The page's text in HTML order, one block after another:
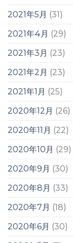
2021年5月 (31)
2021年4月 (29)
2021年3月 (23)
2021年2月 (23)
2021年1月 (25)
2020年12月 (26)
2020年11月 (22)
2020年10月 (29)
2020年9月 (30)
2020年8月 (33)
2020年7月 (18)
2020年6月 (30)